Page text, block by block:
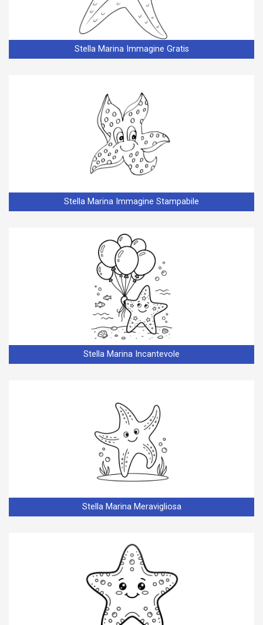
Stella Marina Immagine Gratis
Stella Marina Immagine Stampabile
Stella Marina Incantevole
Stella Marina Meravigliosa